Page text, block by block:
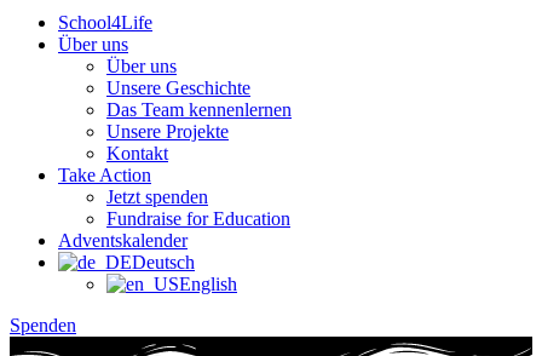
School4Life
Über uns
Über uns
Unsere Geschichte
Das Team kennenlernen
Unsere Projekte
Kontakt
Take Action
Jetzt spenden
Fundraise for Education
Adventskalender
Deutsch
English
Spenden